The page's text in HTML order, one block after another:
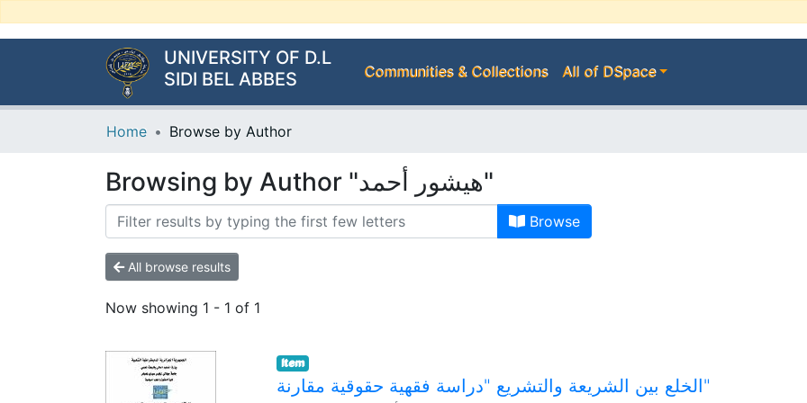
UNIVERSITY OF D.L
SIDI BEL ABBES
Communities & Collections All of DSpace
Home Browse by Author
Browsing by Author "هيشور أحمد"
Browse
All browse results
Now showing 1 - 1 of 1
Item
الخلع بين الشريعة والتشريع "دراسة فقهية حقوقية مقارنة"